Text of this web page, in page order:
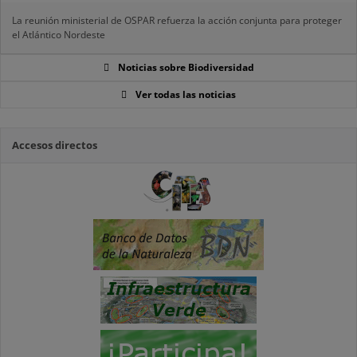
La reunión ministerial de OSPAR refuerza la acción conjunta para proteger
el Atlántico Nordeste
Noticias sobre Biodiversidad
Ver todas las noticias
Accesos directos